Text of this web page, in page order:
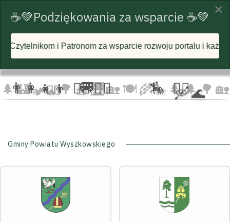
☁️ 🦅
☁️
🦅 🦅 ☁️
🌲🏰🏕️ 🔥🌳 🧺🌉🏡 🍽️🌾🐄 🌲 🌲🌳 🏡
🚐 🚴‍♂️
🏇 🛶 🌊
🚴‍♀️ 🏃‍♂️ 🏃‍♀️
Gminy Powiatu Wyszkowskiego
×
☕💚Podziękowania za wsparcie ☕💚
rozwoju portalu i każdą postawioną wirtualną kawę!